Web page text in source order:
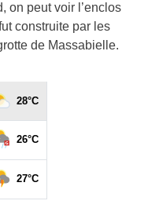
on peut voir l’enclos
construite par les
de Massabielle.